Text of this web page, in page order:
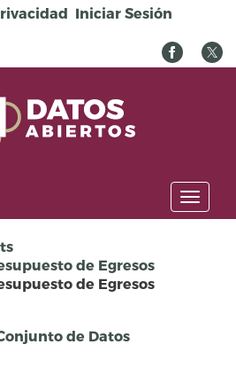
Iniciar Sesión
Toggle
de Egresos
de Egresos
de Datos